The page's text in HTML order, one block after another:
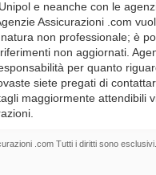
e neanche con le
Assicurazioni .com
non professionale; è
non aggiornati.
per quanto
siete pregati di
maggiormente attendibili
.com Tutti i diritti sono esclusivi.